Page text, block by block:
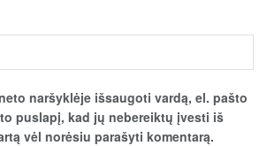
naršyklėje išsaugoti vardą, el. pašto
puslapį, kad jų nebereiktų įvesti iš
vėl norėsiu parašyti komentarą.